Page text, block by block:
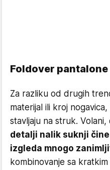
Foldover pantalone
Za razliku od drugih
materijal ili kroj nogavica,
stavljaju na struk.
detalji nalik suknji čine
izgleda mnogo
kombinovanje sa